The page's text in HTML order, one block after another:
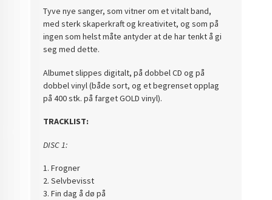
Tyve nye sanger, som vitner om et vitalt band,
med sterk skaperkraft og kreativitet, og som på
ingen som helst måte antyder at de har tenkt å gi
seg med dette.
Albumet slippes digitalt, på dobbel CD og på
dobbel vinyl (både sort, og et begrenset opplag
på 400 stk. på farget GOLD vinyl).
TRACKLIST:
DISC 1:
1. Frogner
2. Selvbevisst
3. Fin dag å dø på